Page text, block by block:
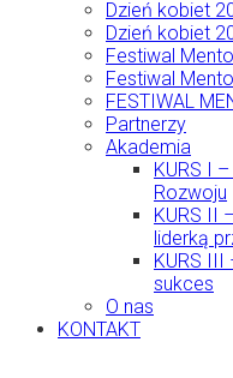
Dzień kobiet
Dzień kobiet
Festiwal
Festiwal
FESTIWAL
Partnerzy
Akademia
KURS I
Rozwoju
KURS II
liderką
KURS III
sukces
O nas
KONTAKT